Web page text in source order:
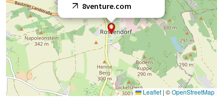
8venture.com
Leaflet | ©OpenStreetMap